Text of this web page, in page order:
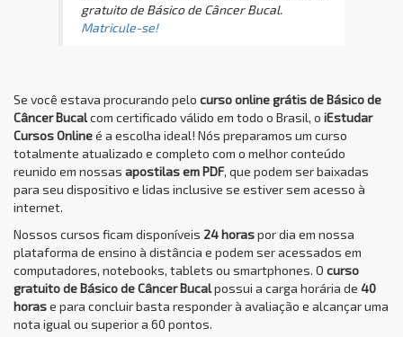
gratuito de Básico de Câncer Bucal.
Matricule-se!
Se você estava procurando pelo curso online grátis de Básico de
Câncer Bucalcom certificado válido em todo o Brasil, o iEstudar
Cursos Onlineé a escolha ideal! Nós preparamos um curso
totalmente atualizado e completo com o melhor conteúdo
reunido em nossas apostilas em PDF, que podem ser baixadas
para seu dispositivo e lidas inclusive se estiver sem acesso à
internet.
Nossos cursos ficam disponíveis 24 horaspor dia em nossa
plataforma de ensino à distância e podem ser acessados em
computadores, notebooks, tablets ou smartphones. O curso
gratuito de Básico de Câncer Bucalpossui a carga horária de 40
horase para concluir basta responder à avaliação e alcançar uma
nota igual ou superior a 60 pontos.